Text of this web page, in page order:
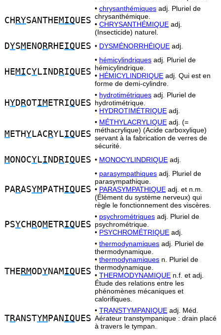
CH RYSANTHEMIQUES
• chrysanthémiques adj. Pluriel de
chrysanthémique.
• CHRYSANTHÉMIQUE adj.
(Insecticide) naturel.
DYSM ENO RRHEIQUES • DYSMÉNORRHÉIQUE adj.
HEMICYLIND RIQUES
• hémicylindriques adj. Pluriel de
hémicylindrique.
• HÉMICYLINDRIQUE adj. Qui est en
forme de demi-cylindre.
HYD ROTIM ETRIQUES
• hydrotimétriques adj. Pluriel de
hydrotimétrique.
• HYDROTIMÉTRIQUE adj.
M ETHYLAC RYLIQUES
• MÉTHYLACRYLIQUE adj. (=
méthacrylique) (Acide carboxylique)
servant à la fabrication de verres de
sécurité.
MONOCYLI ND RIQUES • MONOCYLINDRIQUE adj.
PARASYM PATH IQUES
• parasympathiques adj. Pluriel de
parasympathique.
• PARASYMPATHIQUE adj. et n.m.
(Élément du système nerveux) qui
règle le fonctionnement des viscères.
PSYCH ROM ETRIQUES
• psychrométriques adj. Pluriel de
psychrométrique.
• PSYCHROMÉTRIQUE adj.
THE RMODYNAMIQUES
• thermodynamiques adj. Pluriel de
thermodynamique.
• thermodynamiques n. Pluriel de
thermodynamique.
• THERMODYNAMIQUE n.f. et adj.
Étude des relations entre les
phénomènes mécaniques et
calorifiques.
TRANSTYM PAN IQUES
• TRANSTYMPANIQUE adj. Méd.
Aérateur transtympanique : drain placé
à travers le tympan.